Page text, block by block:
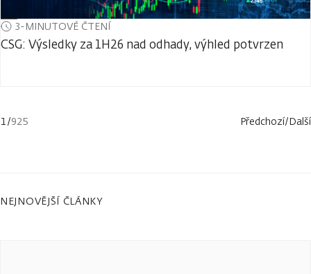
3-MINUTOVÉ ČTENÍ
CSG: Výsledky za 1H26 nad odhady, výhled potvrzen
1/925 Předchozí/Další
NEJNOVĚJŠÍ ČLÁNKY